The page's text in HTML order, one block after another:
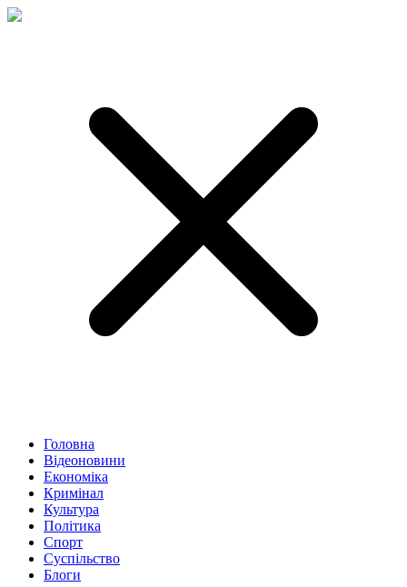
Головна
Відеоновини
Економіка
Кримінал
Культура
Політика
Спорт
Суспільство
Блоги